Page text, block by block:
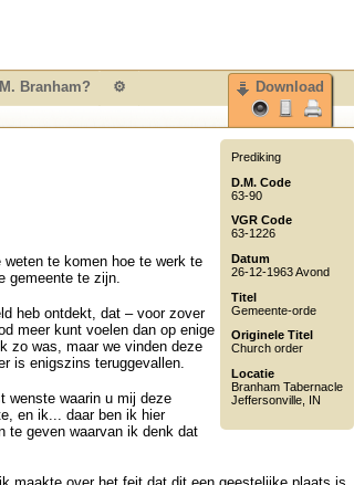
Prediking
D.M. Code
63-90
VGR Code
63-1226
Datum
26-12-1963 Avond
Titel
Gemeente-orde
Originele Titel
Church order
Locatie
Branham Tabernacle
Jeffersonville IN
te komen hoe te werk te
gemeente te zijn.
heb ontdekt, dat – voor zover
meer kunt voelen dan op enige
zo was, maar we vinden deze
is enigszins teruggevallen.
wenste waarin u mij deze
en ik... daar ben ik hier
te geven waarvan ik denk dat
Download
Branham? ⚙